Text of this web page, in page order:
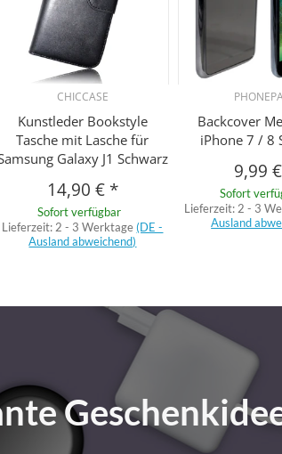
CHICCASE
Kunstleder Bookstyle
Tasche mit Lasche für
Galaxy J1 Schwarz
14,90 € *
Sofort verfügbar
Lieferzeit:2 - 3 Werktage (DE -
Ausland abweichend)
Backcover
iPhone 7 / 8
9,99 €
Sofort
Lieferzeit:2 - 3
Ausland